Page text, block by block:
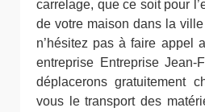
carrelage, que ce soit pour
de votre maison dans la
n’hésitez pas à faire appel
entreprise Entreprise Jean-
déplacerons gratuitement
vous le transport des